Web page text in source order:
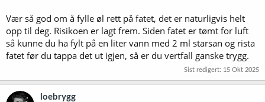
Vær så god om å fylle øl rett på fatet, det er naturligvis helt
opp til deg. Risikoen er lagt frem. Siden fatet er tømt for luft
så kunne du ha fylt på en liter vann med 2 ml starsan og rista
fatet før du tappa det ut igjen, så er du vertfall ganske trygg.
Sist redigert: 15 Okt 2025
loebrygg